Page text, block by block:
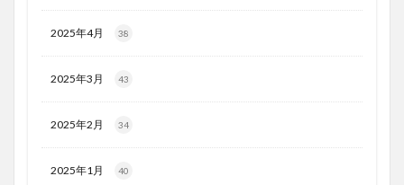
2025年4月 38
2025年3月 43
2025年2月 34
2025年1月 40